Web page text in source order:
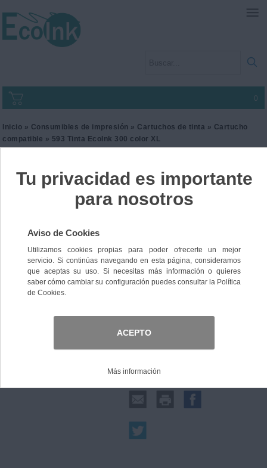
0
Inicio » Consumibles de impresión » Cartuchos de tinta » Cartucho
compatible » 593 Tinta EcoInk 300 color XL
593 Tinta EcoInk 300 color
Ref. I3HP300CXL
Compartir: